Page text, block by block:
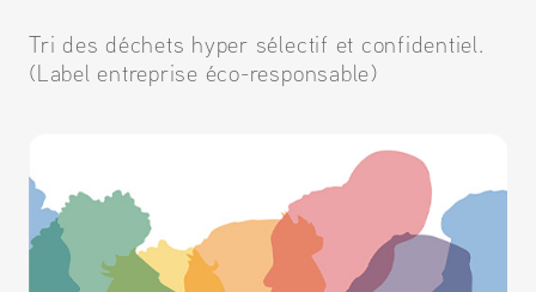
Tri des déchets hyper sélectif et confidentiel.
(Label entreprise éco-responsable)